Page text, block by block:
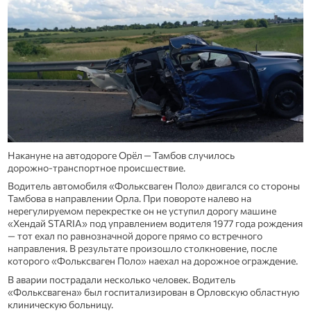
Накануне на автодороге Орёл — Тамбов случилось
дорожно‑транспортное происшествие.
Водитель автомобиля «Фольксваген Поло» двигался со стороны
Тамбова в направлении Орла. При повороте налево на
нерегулируемом перекрестке он не уступил дорогу машине
«Хендай STARIA» под управлением водителя 1977 года рождения
— тот ехал по равнозначной дороге прямо со встречного
направления. В результате произошло столкновение, после
которого «Фольксваген Поло» наехал на дорожное ограждение.
В аварии пострадали несколько человек. Водитель
«Фольксвагена» был госпитализирован в Орловскую областную
клиническую больницу.